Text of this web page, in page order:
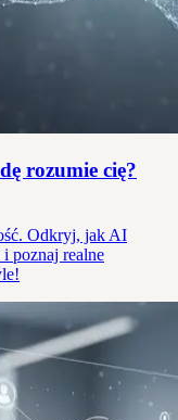
rozumie cię?
Odkryj, jak AI
poznaj realne